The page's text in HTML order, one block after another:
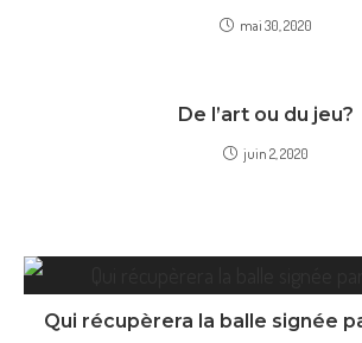
mai 30, 2020
De l’art ou du jeu?
juin 2, 2020
Qui récupèrera la balle signée